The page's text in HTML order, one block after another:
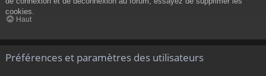
cookies.
Haut
Préférences et paramètres des utilisateurs